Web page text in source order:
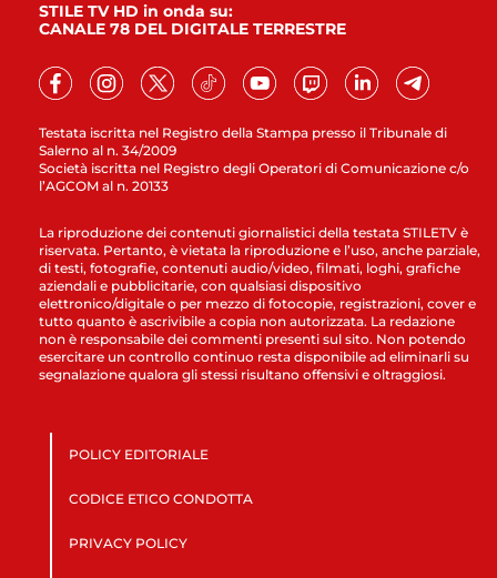
Testata iscritta nel Registro della Stampa presso il Tribunale di
Salerno al n. 34/2009
Società iscritta nel Registro degli Operatori di Comunicazione c/o
l’AGCOM al n. 20133
STILE TV HD in onda su:
CANALE 78 DEL DIGITALE TERRESTRE
La riproduzione dei contenuti giornalistici della testata STILETV è
riservata. Pertanto, è vietata la riproduzione e l’uso, anche parziale,
di testi, fotografie, contenuti audio/video, filmati, loghi, grafiche
aziendali e pubblicitarie, con qualsiasi dispositivo
elettronico/digitale o per mezzo di fotocopie, registrazioni, cover e
tutto quanto è ascrivibile a copia non autorizzata. La redazione
non è responsabile dei commenti presenti sul sito. Non potendo
esercitare un controllo continuo resta disponibile ad eliminarli su
segnalazione qualora gli stessi risultano offensivi e oltraggiosi.
POLICY EDITORIALE
CODICE ETICO CONDOTTA
PRIVACY POLICY